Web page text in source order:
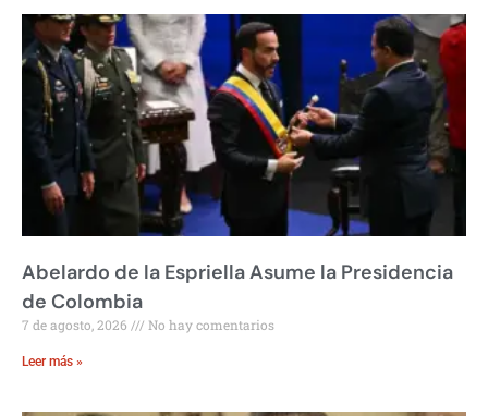
Abelardo de la Espriella Asume la Presidencia
de Colombia
7 de agosto, 2026 No hay comentarios
Leer más »